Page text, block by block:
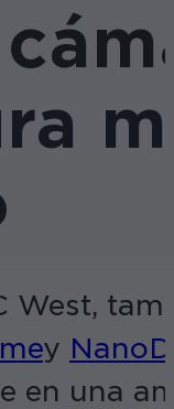
West,
y
en una